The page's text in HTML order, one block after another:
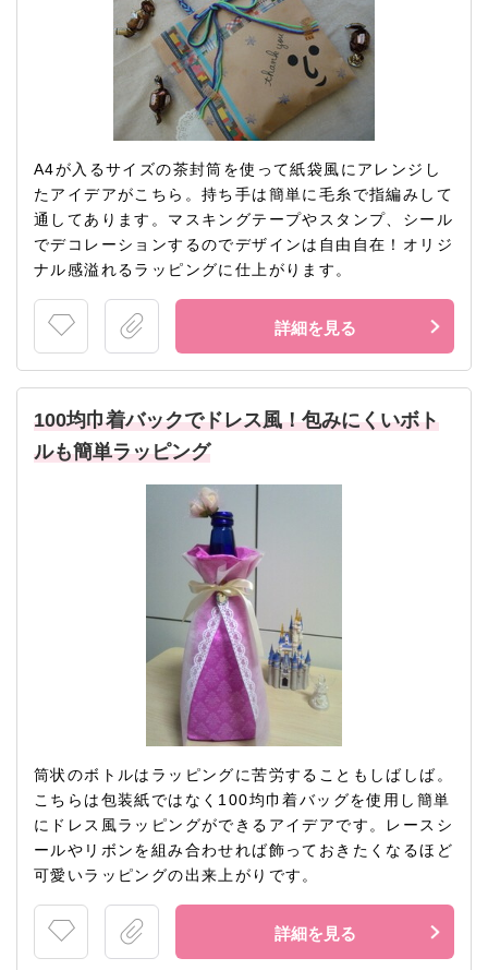
A4が入るサイズの茶封筒を使って紙袋風にアレンジし
たアイデアがこちら。持ち手は簡単に毛糸で指編みして
通してあります。マスキングテープやスタンプ、シール
でデコレーションするのでデザインは自由自在！オリジ
ナル感溢れるラッピングに仕上がります。
詳細を見る
100均巾着バックでドレス風！包みにくいボト
ルも簡単ラッピング
筒状のボトルはラッピングに苦労することもしばしば。
こちらは包装紙ではなく100均巾着バッグを使用し簡単
にドレス風ラッピングができるアイデアです。レースシ
ールやリボンを組み合わせれば飾っておきたくなるほど
可愛いラッピングの出来上がりです。
詳細を見る